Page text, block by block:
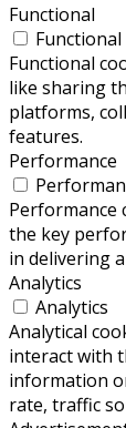
Functional
Functional
Functional
like sharing
platforms,
features.
Performance
Performance
the key
in delivering
Analytics
Analytics
Analytical
interact with
information
rate, traffic